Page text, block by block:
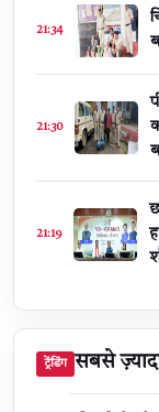
21:34
21:30
21:19
ट्रेंडिंग सबसे